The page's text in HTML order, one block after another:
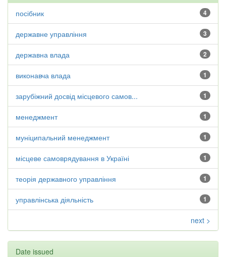
4
посібник
3
державне управління
2
державна влада
1
виконавча влада
1
зарубіжний досвід місцевого самов...
1
менеджмент
1
муніципальний менеджмент
1
місцеве самоврядування в Україні
1
теорія державного управління
1
управлінська діяльність
next >
Date issued